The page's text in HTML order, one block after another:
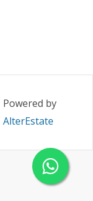
Powered by
AlterEstate